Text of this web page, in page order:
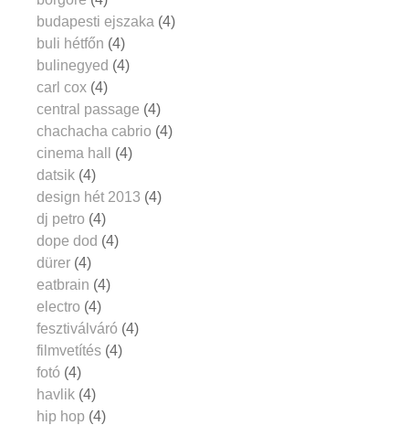
budapesti ejszaka (4)
buli hétfőn (4)
bulinegyed (4)
carl cox (4)
central passage (4)
chachacha cabrio (4)
cinema hall
(4)
datsik (4)
design hét 2013 (4)
dj petro (4)
dope dod (4)
dürer (4)
eatbrain (4)
electro (4)
fesztiválváró (4)
filmvetítés (4)
fotó (4)
havlik (4)
hip hop (4)